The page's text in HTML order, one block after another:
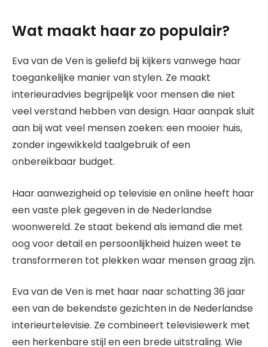
Wat maakt haar zo populair?
Eva van de Ven is geliefd bij kijkers vanwege haar
toegankelijke manier van stylen. Ze maakt
interieuradvies begrijpelijk voor mensen die niet
veel verstand hebben van design. Haar aanpak sluit
aan bij wat veel mensen zoeken: een mooier huis,
zonder ingewikkeld taalgebruik of een
onbereikbaar budget.
Haar aanwezigheid op televisie en online heeft haar
een vaste plek gegeven in de Nederlandse
woonwereld. Ze staat bekend als iemand die met
oog voor detail en persoonlijkheid huizen weet te
transformeren tot plekken waar mensen graag zijn.
Eva van de Ven is met haar naar schatting 36 jaar
een van de bekendste gezichten in de Nederlandse
interieurtelevisie. Ze combineert televisiewerk met
een herkenbare stijl en een brede uitstraling. Wie